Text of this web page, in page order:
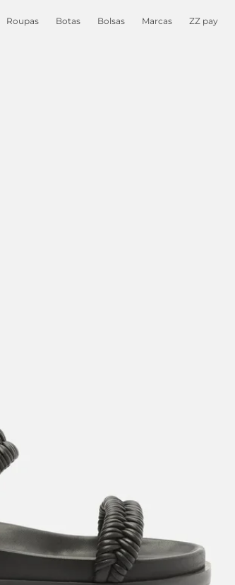
Roupas Botas Bolsas Marcas ZZ pay